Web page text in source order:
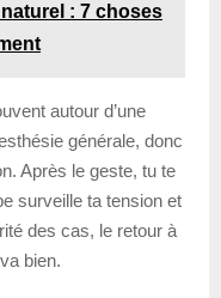
: 7 choses
autour d’une
générale, donc
Après le geste, tu te
surveille ta tension et
des cas, le retour à
bien.